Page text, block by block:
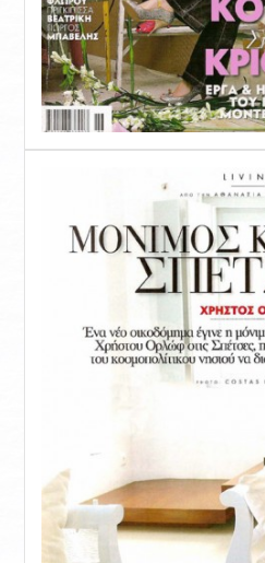
SPETSES
L’ISOLA
RISTORANTI E BAR
ATTIVITÀ
COME RAGGIUNGERCI
ΙNFORMAZIONI